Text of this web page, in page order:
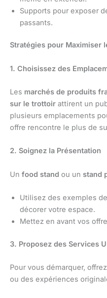
Supports pour exposer
passants.
Stratégies pour Maximiser
1. Choisissez des
Les marchés de produits
sur le trottoir attirent un
plusieurs emplacements
offre rencontre le plus de
2. Soignez la Présentation
Un food stand ou un stand
Utilisez des exemples
décorer votre espace.
Mettez en avant vos
3. Proposez des Services
Pour vous démarquer,
ou des expériences